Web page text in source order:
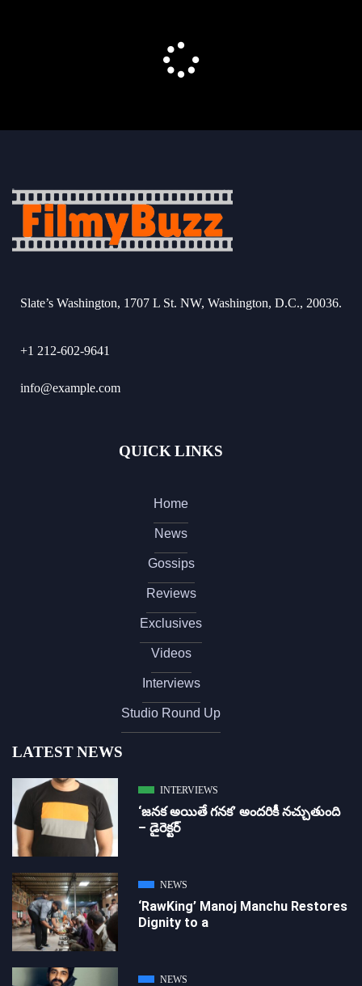
Slate’s Washington, 1707 L St. NW, Washington, D.C., 20036.
+1 212-602-9641
info@example.com
QUICK LINKS
Home
News
Gossips
Reviews
Exclusives
Videos
Interviews
Studio Round Up
LATEST NEWS
INTERVIEWS
‘జ‌న‌క అయితే గ‌న‌క‌’ అందరికీ నచ్చుతుంది
– డైరెక్ట‌ర్
NEWS
‘RawKing’ Manoj Manchu Restores
Dignity to a
NEWS